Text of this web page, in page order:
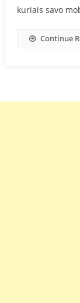
kuriais savo
Continue